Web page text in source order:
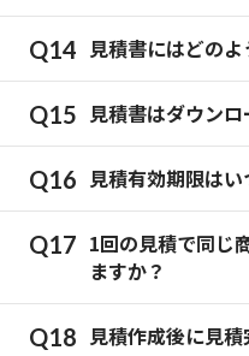
見積書にはどの
見積書はダウン
見積有効期限はい
1回の見積で同じ
ますか？
見積作成後に見積